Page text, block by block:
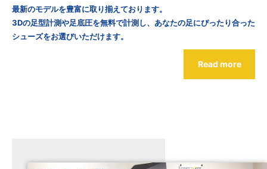
最新のモデルを豊富に取り揃えております。
3Dの足型計測や足底圧を無料で計測し、あなたの足にぴったり合った
シューズをお選びいただけます。
Read more